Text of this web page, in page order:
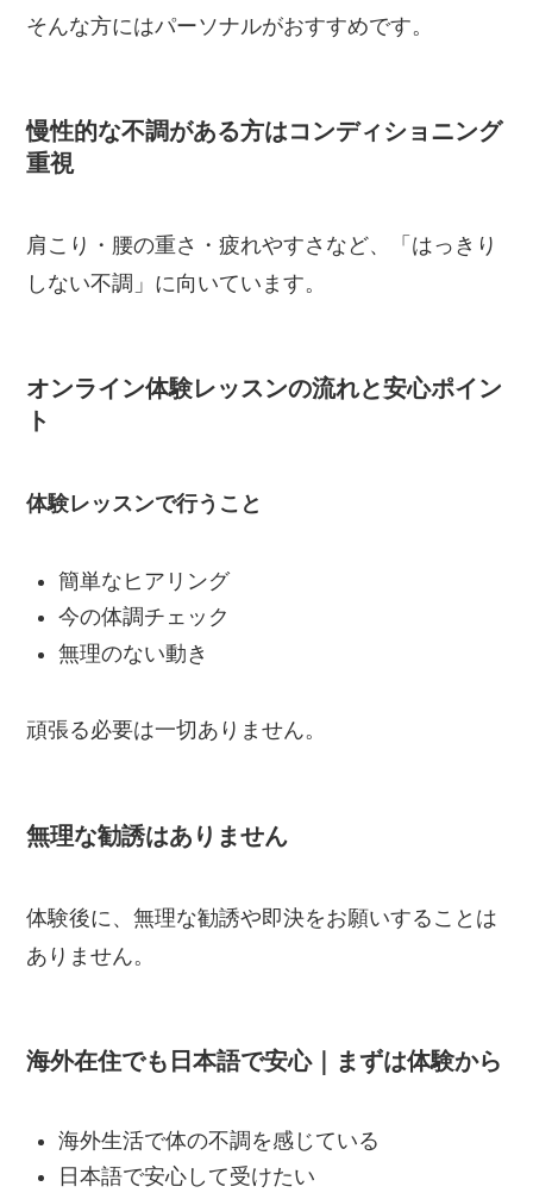
そんな方にはパーソナルがおすすめです。
慢性的な不調がある方はコンディショニング
重視
肩こり・腰の重さ・疲れやすさなど、「はっきり
しない不調」に向いています。
オンライン体験レッスンの流れと安心ポイン
ト
体験レッスンで行うこと
簡単なヒアリング
今の体調チェック
無理のない動き
頑張る必要は一切ありません。
無理な勧誘はありません
体験後に、無理な勧誘や即決をお願いすることは
ありません。
海外在住でも日本語で安心｜まずは体験から
海外生活で体の不調を感じている
日本語で安心して受けたい